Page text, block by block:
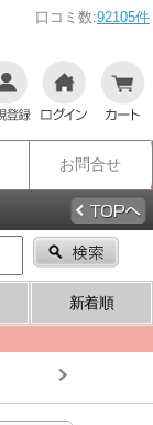
口コミ数:92105件
お問合せ
新着順